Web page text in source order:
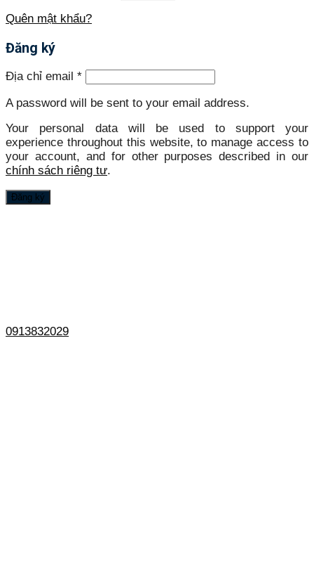
Quên mật khẩu?
Đăng ký
Địa chỉ email *
A password will be sent to your email address.
Your personal data will be used to support your
experience throughout this website, to manage access to
your account, and for other purposes described in our
chính sách riêng tư.
Đăng ký
0913832029